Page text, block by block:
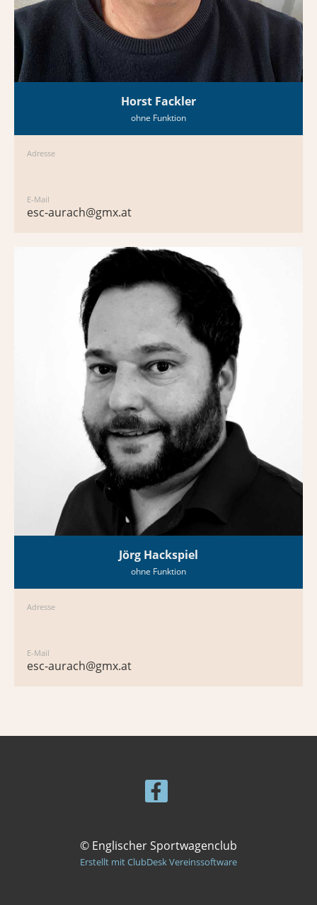
Horst Fackler
ohne Funktion
Adresse
E-Mail
esc-aurach@gmx.at
Jörg Hackspiel
ohne Funktion
Adresse
E-Mail
esc-aurach@gmx.at
© Englischer Sportwagenclub
Erstellt mit ClubDesk Vereinssoftware